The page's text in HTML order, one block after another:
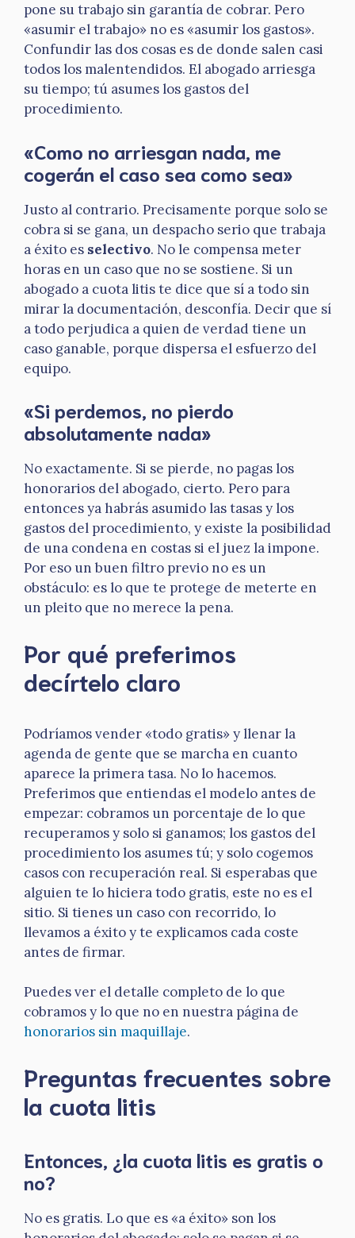
pone su trabajo sin garantía de cobrar. Pero
«asumir el trabajo» no es «asumir los gastos».
Confundir las dos cosas es de donde salen casi
todos los malentendidos. El abogado arriesga
su tiempo; tú asumes los gastos del
procedimiento.
«Como no arriesgan nada, me
cogerán el caso sea como sea»
Justo al contrario. Precisamente porque solo se
cobra si se gana, un despacho serio que trabaja
a éxito es selectivo. No le compensa meter
horas en un caso que no se sostiene. Si un
abogado a cuota litis te dice que sí a todo sin
mirar la documentación, desconfía. Decir que sí
a todo perjudica a quien de verdad tiene un
caso ganable, porque dispersa el esfuerzo del
equipo.
«Si perdemos, no pierdo
absolutamente nada»
No exactamente. Si se pierde, no pagas los
honorarios del abogado, cierto. Pero para
entonces ya habrás asumido las tasas y los
gastos del procedimiento, y existe la posibilidad
de una condena en costas si el juez la impone.
Por eso un buen filtro previo no es un
obstáculo: es lo que te protege de meterte en
un pleito que no merece la pena.
Por qué preferimos
decírtelo claro
Podríamos vender «todo gratis» y llenar la
agenda de gente que se marcha en cuanto
aparece la primera tasa. No lo hacemos.
Preferimos que entiendas el modelo antes de
empezar: cobramos un porcentaje de lo que
recuperamos y solo si ganamos; los gastos del
procedimiento los asumes tú; y solo cogemos
casos con recuperación real. Si esperabas que
alguien te lo hiciera todo gratis, este no es el
sitio. Si tienes un caso con recorrido, lo
llevamos a éxito y te explicamos cada coste
antes de firmar.
Puedes ver el detalle completo de lo que
cobramos y lo que no en nuestra página de
honorarios sin maquillaje.
Preguntas frecuentes sobre
la cuota litis
Entonces, ¿la cuota litis es gratis o
no?
No es gratis. Lo que es «a éxito» son los